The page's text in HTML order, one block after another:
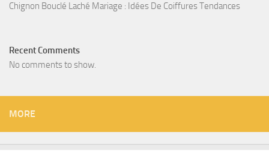
Chignon Bouclé Laché Mariage : Idées De Coiffures Tendances
Recent Comments
No comments to show.
MORE